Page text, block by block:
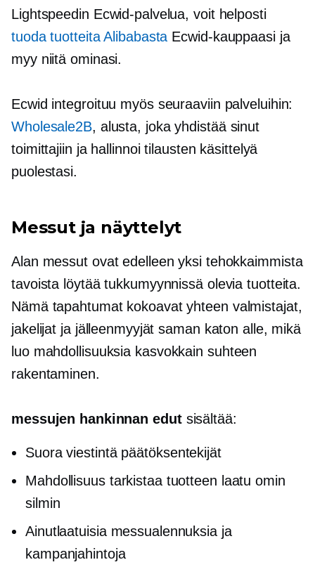
Lightspeedin Ecwid-palvelua, voit helposti
tuoda tuotteita Alibabasta Ecwid-kauppaasi ja
myy niitä ominasi.
Ecwid integroituu myös seuraaviin palveluihin:
Wholesale2B, alusta, joka yhdistää sinut
toimittajiin ja hallinnoi tilausten käsittelyä
puolestasi.
Messut ja näyttelyt
Alan messut ovat edelleen yksi tehokkaimmista
tavoista löytää tukkumyynnissä olevia tuotteita.
Nämä tapahtumat kokoavat yhteen valmistajat,
jakelijat ja jälleenmyyjät saman katon alle, mikä
luo mahdollisuuksia kasvokkain suhteen
rakentaminen.
messujen hankinnan edutsisältää:
Suora viestintä päätöksentekijät
Mahdollisuus tarkistaa tuotteen laatu omin
silmin
Ainutlaatuisia messualennuksia ja
kampanjahintoja